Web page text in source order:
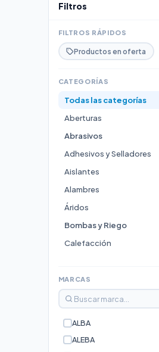
Filtros
FILTROS RÁPIDOS
Productos en oferta
CATEGORÍAS
Todas las categorías
Aberturas
Abrasivos
Adhesivos y Selladores
Aislantes
Alambres
Áridos
Bombas y Riego
Calefacción
Durlock
Electricidad e Iluminación
MARCAS
ALBA
ALEBA